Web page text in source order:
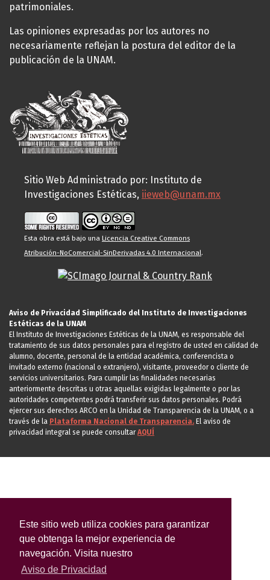
Este sitio web utiliza cookies para garantizar
que obtenga la mejor experiencia de
navegación. Visita nuestro
Aviso de Privacidad
patrimoniales.
Las opiniones expresadas por los autores no
necesariamente reflejan la postura del editor de la
publicación de la UNAM.
Sitio Web Administrado por: Instituto de
Investigaciones Estéticas, iieweb@unam.mx
Esta obra está bajo una Licencia Creative Commons
Atribución-NoComercial-SinDerivadas 4.0 Internacional.
Aviso de Privacidad Simplificado del Instituto de Investigaciones
Estéticas de la UNAM
El Instituto de Investigaciones Estéticas de la UNAM, es responsable del
tratamiento de sus datos personales para el registro de usted en calidad de
alumno, docente, personal de la entidad académica, conferencista o
invitado externo (nacional o extranjero), visitante, proveedor o cliente de
servicios universitarios. Para cumplir las finalidades necesarias
anteriormente descritas u otras aquellas exigidas legalmente o por las
autoridades competentes podrá transferir sus datos personales. Podrá
ejercer sus derechos ARCO en la Unidad de Transparencia de la UNAM, o a
través de la Plataforma Nacional de Transparencia. El aviso de
privacidad integral se puede consultarAQUÍ